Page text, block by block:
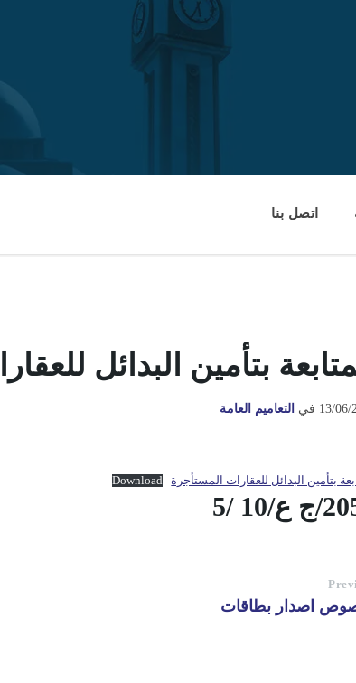
اتصل بنا
بتأمين البدائل
13/06/ في التعاميم العامة
بتأمين البدائل للعقارات المستأجرة Download
ع/10 /5
اصدار بطاقات